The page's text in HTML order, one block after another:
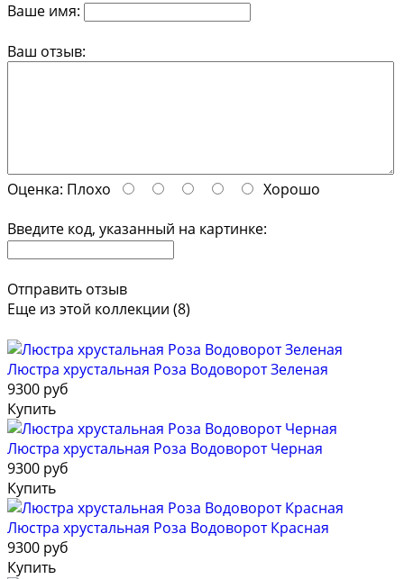
Ваше имя:
Ваш отзыв:
Оценка: Плохо
Хорошо
Введите код, указанный на картинке:
Отправить отзыв
Еще из этой коллекции (8)
Люстра хрустальная Роза Водоворот Зеленая
9300 руб
Купить
Люстра хрустальная Роза Водоворот Черная
9300 руб
Купить
Люстра хрустальная Роза Водоворот Красная
9300 руб
Купить